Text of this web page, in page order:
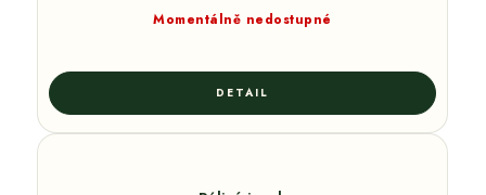
Momentálně nedostupné